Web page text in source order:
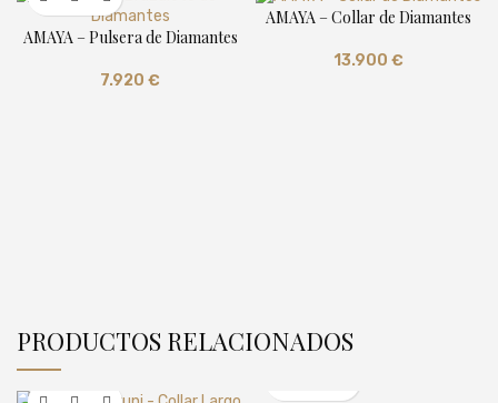
AMAYA – Pulsera de Diamantes
7.920 €
AMAYA – Collar de Diamantes
13.900 €
PRODUCTOS RELACIONADOS